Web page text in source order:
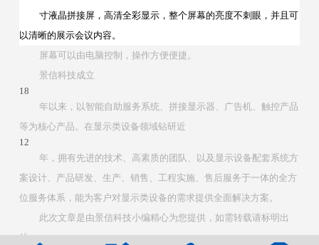
寸液晶拼接屏，高清全彩显示，整个屏幕的亮度不刺眼，并且可
以清晰的展示会议内容。
屏幕可以由电脑控制，操作方便便捷。
景信科技成立
18
年以来，以智能自助服务系统、拼接显示器、广告机、触控产品
等为核心产品。在显示类设备领域钻研近
12
年，拥有先进的技术、高素质的团队、以及显示设备配套系统方
案设计、产品研发、生产、销售、工程实施、售后服务于一体的全方
位服务体系，能为客户对显示类设备的需求提供全面解决方案。
此次文章是由景信科技小编精心为您提供，如需转载请标明出
处：